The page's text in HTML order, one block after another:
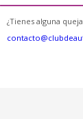
¿Tienes alguna